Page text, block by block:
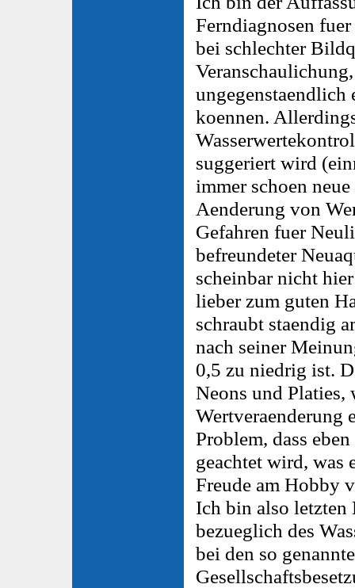
Ferndiagnosen
bei schlechter
ungegenstaendlich
koennen.
suggeriert wird
immer schoen
Aenderung von
Gefahren fuer
befreundeter
scheinbar nicht
lieber zum guten
schraubt staendig
nach seiner
0,5 zu niedrig ist.
Neons und Platies,
Wertveraenderung
Problem, dass
geachtet wird, was
Freude am Hobby
Ich bin also letzten
bezueglich des
bei den so